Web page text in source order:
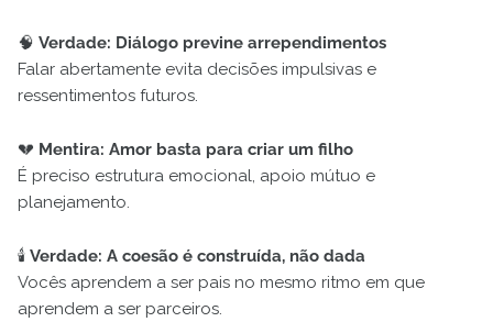
🧠 Verdade: Diálogo previne arrependimentos
Falar abertamente evita decisões impulsivas e
ressentimentos futuros.
💔 Mentira: Amor basta para criar um filho
É preciso estrutura emocional, apoio mútuo e
planejamento.
🕯️ Verdade: A coesão é construída, não dada
Vocês aprendem a ser pais no mesmo ritmo em que
aprendem a ser parceiros.